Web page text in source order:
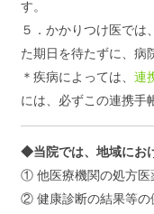
す。
５．かかりつけ医では
た期日を待たずに、病
＊疾病によっては、 連
には、必ずこの連携手
◆当院では、地域にお
① 他医療機関の処方医
② 健康診断の結果等の